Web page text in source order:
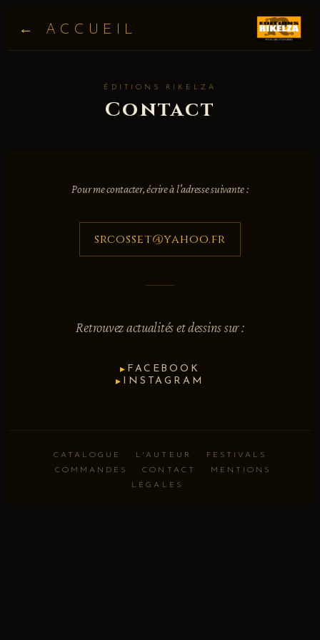
← ACCUEIL
ÉDITIONS RIKELZA
Contact
Pour me contacter, écrire à l'adresse suivante :
srcosset@yahoo.fr
Retrouvez actualités et dessins sur :
▸ FACEBOOK
▸
INSTAGRAM
CATALOGUE L'AUTEUR
FESTIVALS
COMMANDES
CONTACT
MENTIONS
LÉGALES